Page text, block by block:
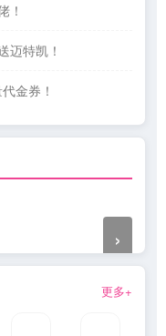
！
迈特凯！
金券！
›
更多+